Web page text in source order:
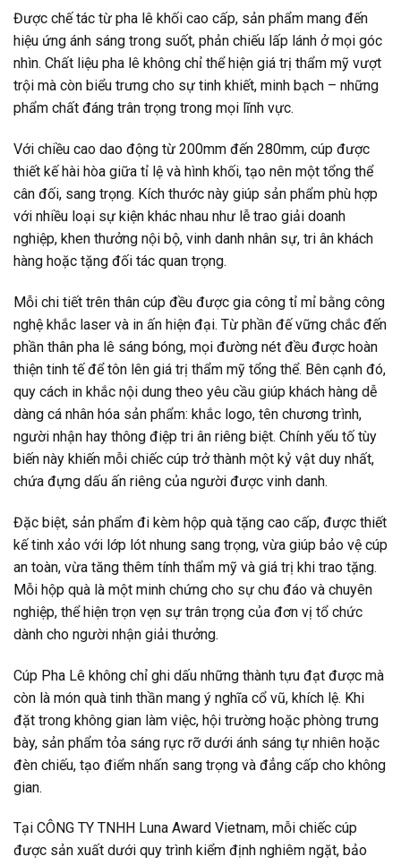
Được chế tác từ pha lê khối cao cấp, sản phẩm mang đến
hiệu ứng ánh sáng trong suốt, phản chiếu lấp lánh ở mọi góc
nhìn. Chất liệu pha lê không chỉ thể hiện giá trị thẩm mỹ vượt
trội mà còn biểu trưng cho sự tinh khiết, minh bạch – những
phẩm chất đáng trân trọng trong mọi lĩnh vực.
Với chiều cao dao động từ 200mm đến 280mm, cúp được
thiết kế hài hòa giữa tỉ lệ và hình khối, tạo nên một tổng thể
cân đối, sang trọng. Kích thước này giúp sản phẩm phù hợp
với nhiều loại sự kiện khác nhau như lễ trao giải doanh
nghiệp, khen thưởng nội bộ, vinh danh nhân sự, tri ân khách
hàng hoặc tặng đối tác quan trọng.
Mỗi chi tiết trên thân cúp đều được gia công tỉ mỉ bằng công
nghệ khắc laser và in ấn hiện đại. Từ phần đế vững chắc đến
phần thân pha lê sáng bóng, mọi đường nét đều được hoàn
thiện tinh tế để tôn lên giá trị thẩm mỹ tổng thể. Bên cạnh đó,
quy cách in khắc nội dung theo yêu cầu giúp khách hàng dễ
dàng cá nhân hóa sản phẩm: khắc logo, tên chương trình,
người nhận hay thông điệp tri ân riêng biệt. Chính yếu tố tùy
biến này khiến mỗi chiếc cúp trở thành một kỷ vật duy nhất,
chứa đựng dấu ấn riêng của người được vinh danh.
Đặc biệt, sản phẩm đi kèm hộp quà tặng cao cấp, được thiết
kế tinh xảo với lớp lót nhung sang trọng, vừa giúp bảo vệ cúp
an toàn, vừa tăng thêm tính thẩm mỹ và giá trị khi trao tặng.
Mỗi hộp quà là một minh chứng cho sự chu đáo và chuyên
nghiệp, thể hiện trọn vẹn sự trân trọng của đơn vị tổ chức
dành cho người nhận giải thưởng.
Cúp Pha Lê không chỉ ghi dấu những thành tựu đạt được mà
còn là món quà tinh thần mang ý nghĩa cổ vũ, khích lệ. Khi
đặt trong không gian làm việc, hội trường hoặc phòng trưng
bày, sản phẩm tỏa sáng rực rỡ dưới ánh sáng tự nhiên hoặc
đèn chiếu, tạo điểm nhấn sang trọng và đẳng cấp cho không
gian.
Tại CÔNG TY TNHH Luna Award Vietnam, mỗi chiếc cúp
được sản xuất dưới quy trình kiểm định nghiêm ngặt, bảo